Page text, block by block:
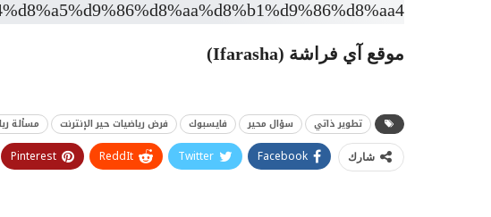
موقع آي فراشة (Ifarasha)
تطوير ذاتي سؤال محير فايسبوك فرض رياضيات حير الإنترنت مسألة
شارك Facebook
Twitter
ReddIt
Pinterest